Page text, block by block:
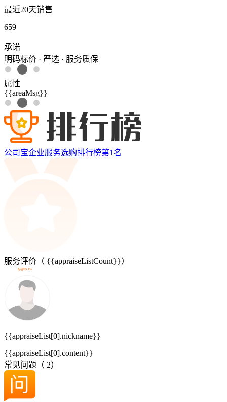
最近20天销售
659
承诺
明码标价 · 严选 · 服务质保
属性
{{areaMsg}}
公司宝企业服务选购排行榜第1 名
服务评价（ {{appraiseListCount}}）
好评99.1%
{{appraiseList[0].nickname}}
{{appraiseList[0].content}}
常见问题（ 2）